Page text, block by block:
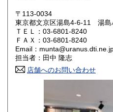
岡山県
山口県 600円
香川県
高知県 600円
〒113-0034
東京都文京区湯島4-6-11 湯島
ＴＥＬ：03-6801-8240
ＦＡＸ：03-6801-8240
Email：
担当者：田中 隆志
店舗へのお問い合わせ